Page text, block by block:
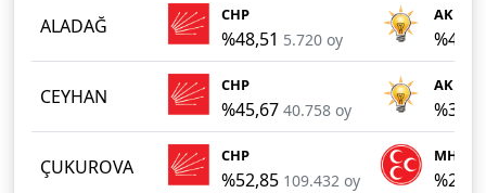
ALADAĞ CHP
%48,51 5.720 oy
AKP
CEYHAN CHP
%45,67 40.758 oy
AKP
ÇUKUROVA CHP
%52,85 109.432 oy
MHP